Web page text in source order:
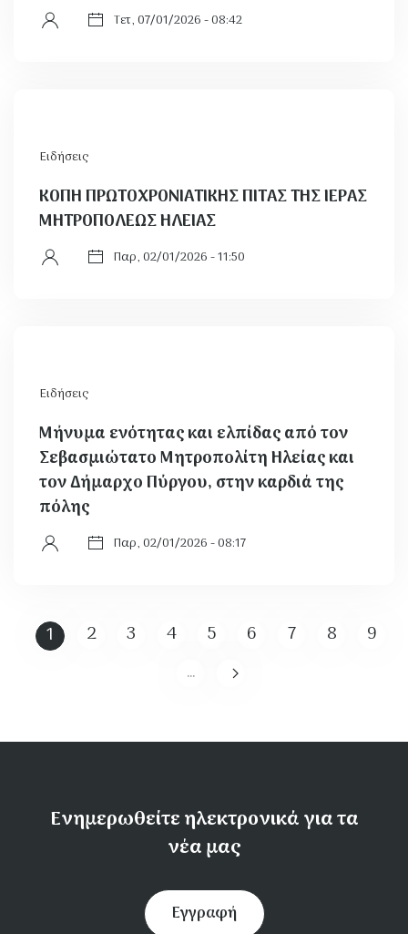
Τετ, 07/01/2026 - 08:42
Ειδήσεις
ΚΟΠΗ ΠΡΩΤΟΧΡΟΝΙΑΤΙΚΗΣ ΠΙΤΑΣ ΤΗΣ ΙΕΡΑΣ
ΜΗΤΡΟΠΟΛΕΩΣ ΗΛΕΙΑΣ
Παρ, 02/01/2026 - 11:50
Ειδήσεις
Μήνυμα ενότητας και ελπίδας από τον
Σεβασμιώτατο Μητροπολίτη Ηλείας και
τον Δήμαρχο Πύργου, στην καρδιά της
πόλης
Παρ, 02/01/2026 - 08:17
1 Σελίδα
2 Σελίδα
3 Σελίδα
4 Σελίδα
5 Σελίδα
6 Σελίδα
7 Σελίδα
8
9
…
Ενημερωθείτε ηλεκτρονικά για τα
νέα μας
Εγγραφή